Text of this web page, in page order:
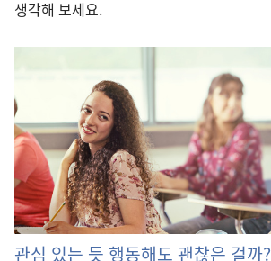
생각해 보세요.
관심 있는 듯 행동해도 괜찮은 걸까?